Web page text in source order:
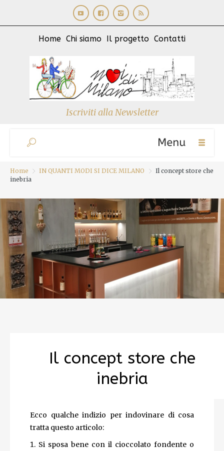
Home Chi siamo Il progetto Contatti
Iscriviti alla Newsletter
Home IN QUANTI MODI SI DICE MILANO
Il concept store che
inebria
Il concept store che
inebria
Ecco qualche indizio per indovinare di cosa
tratta questo articolo:
Si sposa bene con il cioccolato fondente o